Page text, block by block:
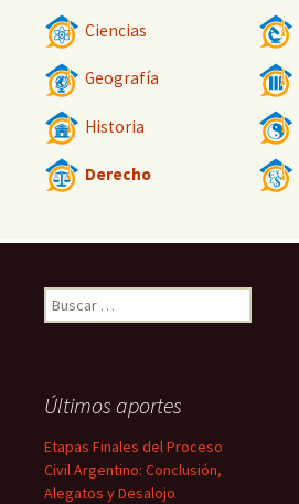
Ciencias
Geografía
Historia
Derecho
Buscar:
Últimos aportes
Etapas Finales del Proceso
Civil Argentino: Conclusión,
Alegatos y Desalojo